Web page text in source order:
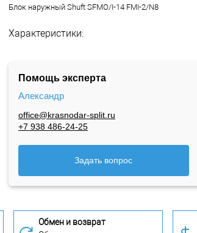
Блок наружный Shuft SFMO/I-14 FMI-2/N8
Характеристики:
Помощь эксперта
Александр
office@krasnodar-split.ru
+7 938 486-24-25
Задать вопрос
Обмен и возврат